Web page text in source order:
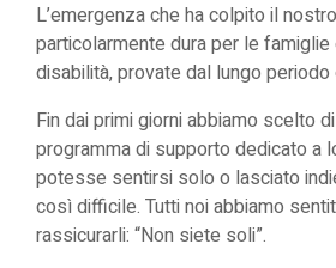
L’emergenza che ha colpito il
particolarmente dura per le famiglie
disabilità, provate dal lungo periodo
Fin dai primi giorni abbiamo scelto
programma di supporto dedicato a
potesse sentirsi solo o lasciato
così difficile. Tutti noi abbiamo
rassicurarli: “Non siete soli”.